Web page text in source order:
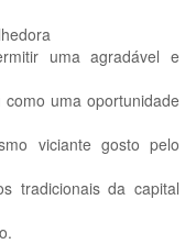
uma agradável e
uma oportunidade
viciante gosto pelo
tradicionais da capital